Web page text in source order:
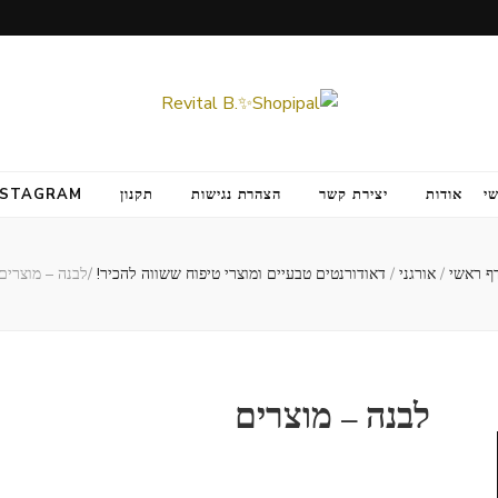
אודות יצירת קשר הצהרת נגישות תקנון
ראשי / אורגני / דאודורנטים טבעיים ומוצרי טיפוח ששווה להכיר! /לבנה –
לבנה – מוצרים